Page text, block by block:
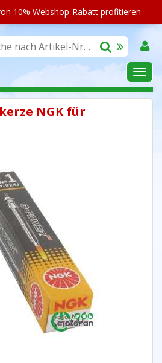
10% Webshop-Rabatt profitieren
NGK für